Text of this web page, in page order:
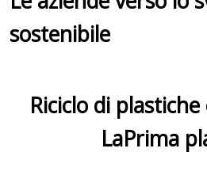
sostenibile
Riciclo di
LaPrima